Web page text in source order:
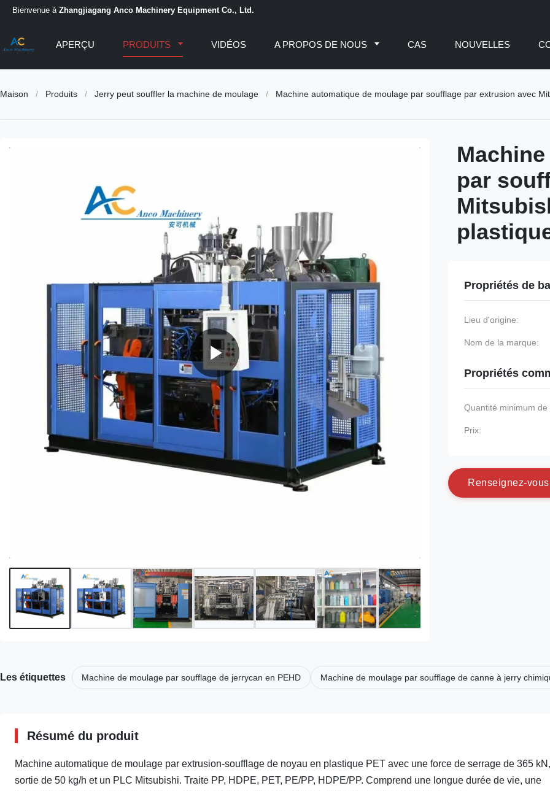
Bienvenue à Zhangjiagang Anco Machinery Equipment Co., Ltd.
APERÇU PRODUITS VIDÉOS A PROPOS DE NOUS CAS NOUVELLES
Maison / Produits / Jerry peut souffler la machine de moulage / Machine automatique de moulage par soufflage par extrusion avec
par
Propriétés de
Lieu d'origine:
Nom de la marque:
Propriétés
Quantité minimum
Prix:
Renseignez-vous
Les étiquettes Machine de moulage par soufflage de jerrycan en PEHD Machine de moulage par soufflage de canne à jerry
Résumé du produit
Machine automatique de moulage par extrusion-soufflage de noyau en plastique PET avec une force de serrage de 365
sortie de 50 kg/h et un PLC Mitsubishi. Traite PP, HDPE, PET, PE/PP, HDPE/PP. Comprend une longue durée de vie, une